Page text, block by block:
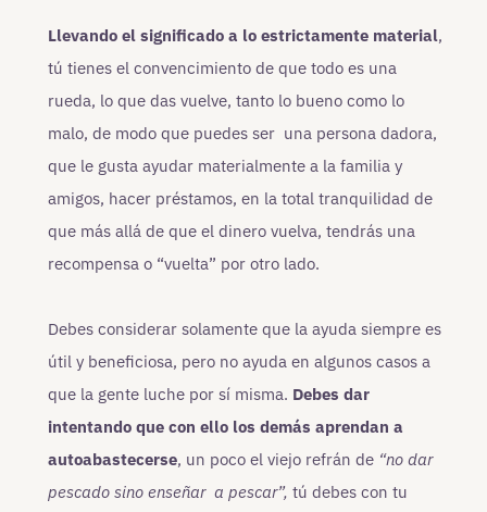
Llevando el significado a lo estrictamente material,
tú tienes el convencimiento de que todo es una
rueda, lo que das vuelve, tanto lo bueno como lo
malo, de modo que puedes ser una persona dadora,
que le gusta ayudar materialmente a la familia y
amigos, hacer préstamos, en la total tranquilidad de
que más allá de que el dinero vuelva, tendrás una
recompensa o “vuelta” por otro lado.
Debes considerar solamente que la ayuda siempre es
útil y beneficiosa, pero no ayuda en algunos casos a
que la gente luche por sí misma. Debes dar
intentando que con ello los demás aprendan a
autoabastecerse, un poco el viejo refrán de “no dar
pescado sino enseñar a pescar”, tú debes con tu